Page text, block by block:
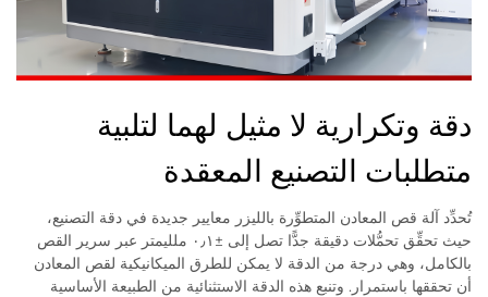
دقة وتكرارية لا مثيل لهما لتلبية
متطلبات التصنيع المعقدة
تُحدِّد آلة قص المعادن المتطوِّرة بالليزر معايير جديدة في دقة التصنيع،
حيث تحقِّق تحمُّلات دقيقة جدًّا تصل إلى ±٠٫١ ملليمتر عبر سرير القص
بالكامل، وهي درجة من الدقة لا يمكن للطرق الميكانيكية لقص المعادن
أن تحققها باستمرار. وتنبع هذه الدقة الاستثنائية من الطبيعة الأساسية